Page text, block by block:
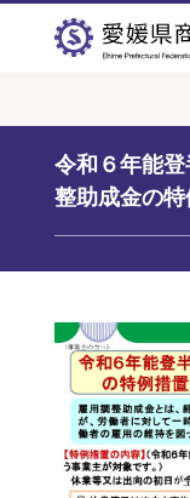
令和６年能
整助成金の